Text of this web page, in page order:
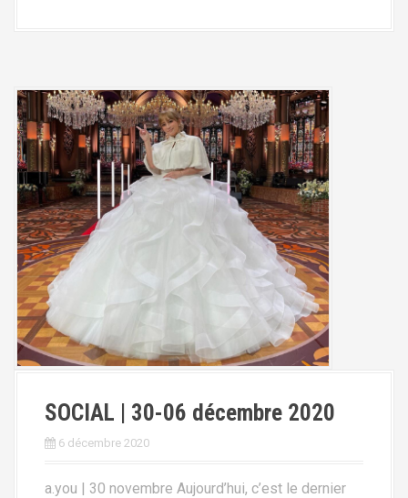
SOCIAL | 30-06 décembre 2020
6 décembre 2020
a.you | 30 novembre Aujourd’hui, c’est le dernier